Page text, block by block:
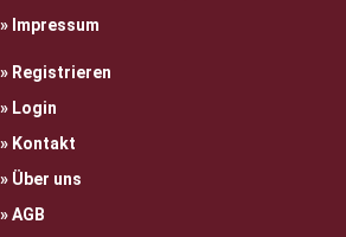
Impressum
Registrieren
Login
Kontakt
Über uns
AGB